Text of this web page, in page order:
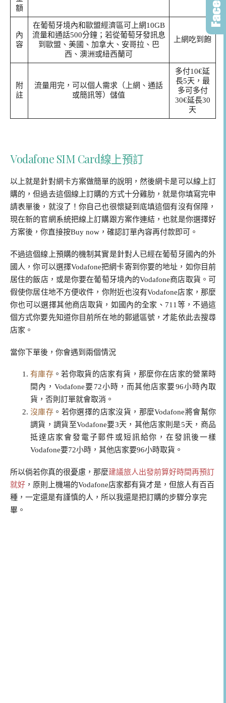
額
內
容
在葡萄牙境內和歐盟經濟區可上網10GB
流量和通話500分鐘；若從葡萄牙發訊息
到歐盟、美國、加拿大、安哥拉、巴
西、澳洲或紐西蘭可
上網吃到飽
附
註
流量用完，可以個人需求（上網、通話
或簡訊等）儲值
多付10€延
長5天，最
多可多付
30€延長30
天
Vodafone SIM Card線上預訂
以上就是針對網卡方案做簡單的說明，然後網卡是可以線上訂
購的，但過去這個線上訂購的方式十分雞肋，就是你填寫完申
請表單後，就沒了！你自己也很懷疑到底填這個有沒有保障，
現在新的官網系統把線上訂購跟方案作連結，也就是你選擇好
方案後，你直接按Buy now，確認訂單內容再付款即可。
不過這個線上預購的機制其實是針對人已經在葡萄牙國內的外
國人，你可以選擇Vodafone把網卡寄到你要的地址，如你目前
居住的飯店，或是你要在葡萄牙境內的Vodafone商店取貨。可
假使你居住地不方便收件，你附近也沒有Vodafone店家，那麼
你也可以選擇其他商店取貨，如國內的全家、711等，不過這
個方式你要先知道你目前所在地的郵遞區號，才能依此去搜尋
店家。
當你下單後，你會遇到兩個情況
有庫存 。若你取貨的店家有貨，那麼你在店家的營業時
間內，Vodafone要72小時，而其他店家要96小時內取
貨，否則訂單就會取消。
沒庫存 。若你選擇的店家沒貨，那麼Vodafone將會幫你
調貨，調貨至Vodafone要3天，其他店家則是5天，商品
抵達店家會發電子郵件或短訊給你，在發訊後一樣
Vodafone要72小時，其他店家要96小時取貨。
所以倘若你真的很憂慮，那麼建議旅人出發前算好時間再預訂
就好 ，原則上機場的Vodafone店家都有貨才是，但旅人有百百
種，一定還是有謹慎的人，所以我還是把訂購的步驟分享完
畢。